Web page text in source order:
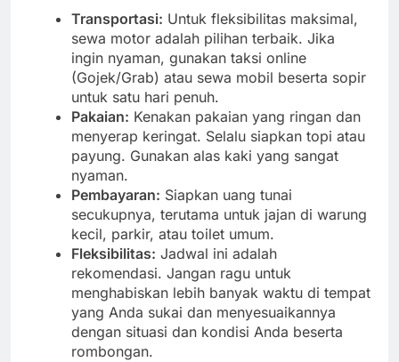
Transportasi: Untuk fleksibilitas maksimal,
sewa motor adalah pilihan terbaik. Jika
ingin nyaman, gunakan taksi online
(Gojek/Grab) atau sewa mobil beserta sopir
untuk satu hari penuh.
Pakaian: Kenakan pakaian yang ringan dan
menyerap keringat. Selalu siapkan topi atau
payung. Gunakan alas kaki yang sangat
nyaman.
Pembayaran: Siapkan uang tunai
secukupnya, terutama untuk jajan di warung
kecil, parkir, atau toilet umum.
Fleksibilitas: Jadwal ini adalah
rekomendasi. Jangan ragu untuk
menghabiskan lebih banyak waktu di tempat
yang Anda sukai dan menyesuaikannya
dengan situasi dan kondisi Anda beserta
rombongan.